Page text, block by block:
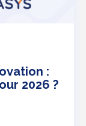
:
2026 ?